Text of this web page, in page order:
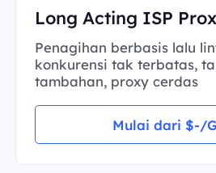
Long Acting ISP
Penagihan berbasis lalu
konkurensi tak terbatas,
tambahan, proxy cerdas
Mulai dari $-/